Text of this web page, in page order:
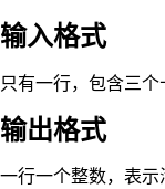
输入格式
只有一行，包含三个
输出格式
一行一个整数，表示